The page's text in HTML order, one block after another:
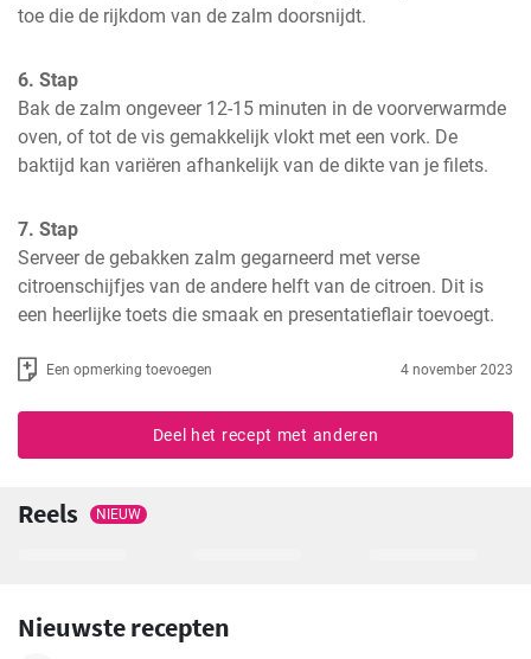
toe die de rijkdom van de zalm doorsnijdt.
6. Stap
Bak de zalm ongeveer 12-15 minuten in de voorverwarmde
oven, of tot de vis gemakkelijk vlokt met een vork. De
baktijd kan variëren afhankelijk van de dikte van je filets.
7. Stap
Serveer de gebakken zalm gegarneerd met verse
citroenschijfjes van de andere helft van de citroen. Dit is
een heerlijke toets die smaak en presentatieflair toevoegt.
Een opmerking toevoegen 4 november 2023
Deel het recept met anderen
Reels NIEUW
Nieuwste recepten